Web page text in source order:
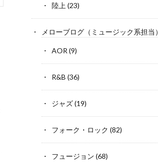
陸上 (23)
メローブログ（ミュージック系担当）
AOR (9)
R&B (36)
ジャズ(19)
フォーク・ロック (82)
フュージョン (68)